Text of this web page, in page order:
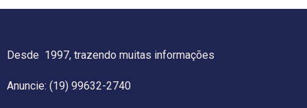
Desde 1997, trazendo muitas informações
Anuncie: (19) 99632-2740